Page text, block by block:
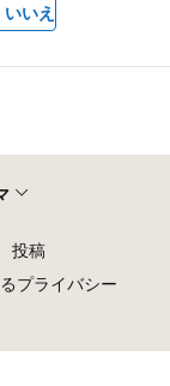
いいえ
投稿
プライバシー